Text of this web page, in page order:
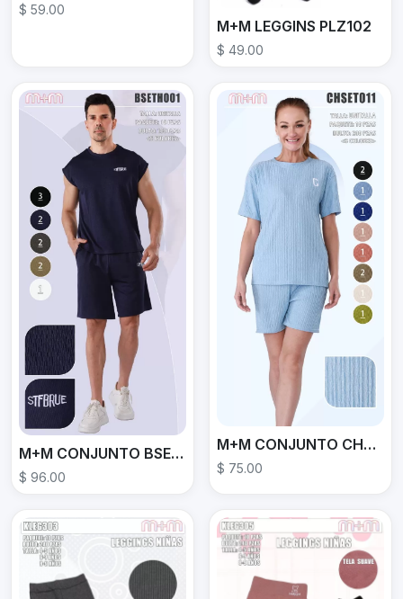
$ 59.00
M+M LEGGINS PLZ102
$ 49.00
M+M CONJUNTO BSETH001
$ 96.00
M+M CONJUNTO CHSET011
$ 75.00